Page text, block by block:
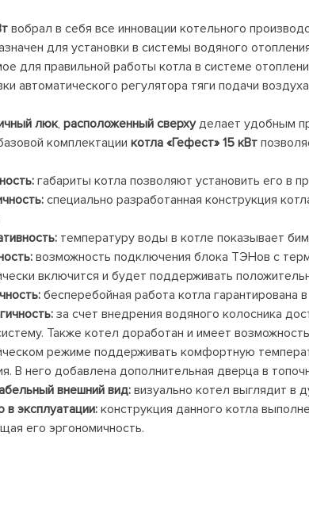
вобрал в себя все инновации котельного
для установки в системы водяного
для правильной работы котла в системе
автоматического регулятора тяги подачи
люк, расположенный сверхуделает удобным
комплектации котла «Гефест» 15 кВт
габариты котла позволяют установить его в
специально разработанная конструкция
температуру воды в котле показывает
возможность подключения блока ТЭНов с
включится и будет поддерживать
бесперебойная работа котла гарантирована
за счет внедрения водяного колосника
Также котел доработан и имеет
режиме поддерживать комфортную
В него добавлена дополнительная дверца в
внешний вид: визуально котел выглядит в
в эксплуатации: конструкция данного котла
его эргономичность.